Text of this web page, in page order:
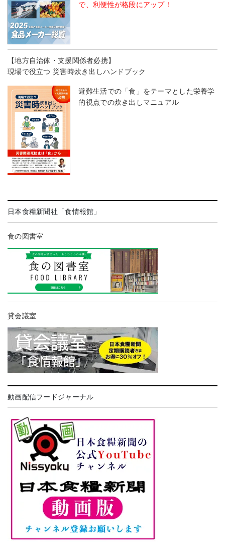
で、利便性が格段にアップ！
【地方自治体・支援関係者必携】
現場で役立つ 災害時炊き出しハンドブック
避難生活での「食」をテーマとした栄養学
的視点での炊き出しマニュアル
日本食糧新聞社「食情報館」
食の図書室
貸会議室
動画配信フードジャーナル